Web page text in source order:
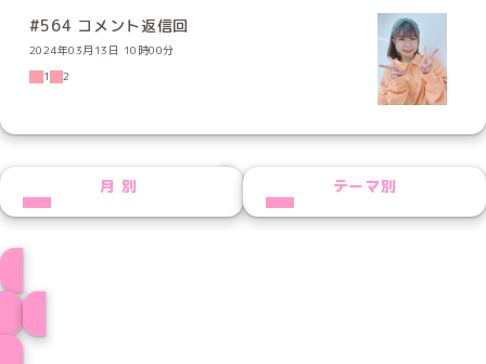
#564 コメント返信回
2024年03月13日 10時00分
1
2
NEXT
月別 テーマ別